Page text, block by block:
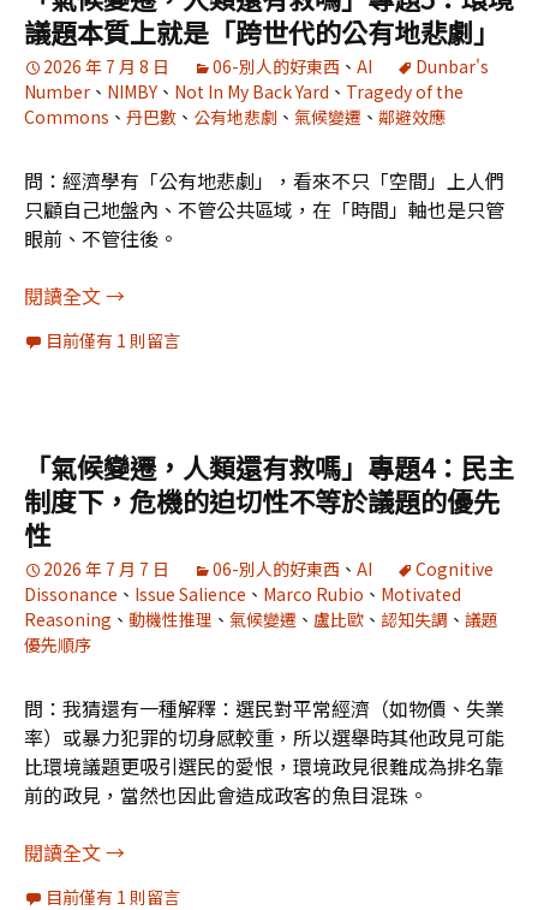
議題本質上就是「跨世代的公有地悲劇」
2026 年 7 月 8 日 06-別人的好東西 、 AI
Dunbar's
Number 、 NIMBY 、 Not In My Back Yard 、 Tragedy of the
Commons 、 丹巴數 、 公有地悲劇 、 氣候變遷 、 鄰避效應
問：經濟學有「公有地悲劇」，看來不只「空間」上人們
只顧自己地盤內、不管公共區域，在「時間」軸也是只管
眼前、不管往後。
閱讀全文「氣候變遷，人類還有救嗎」專題5：環境議題本
→
目前僅有 1 則留言
「氣候變遷，人類還有救嗎」專題4：民主
制度下，危機的迫切性不等於議題的優先
性
2026 年 7 月 7 日 06-別人的好東西 、 AI
Cognitive
Dissonance 、 Issue Salience 、 Marco Rubio 、 Motivated
Reasoning 、 動機性推理 、 氣候變遷 、 盧比歐 、 認知失調 、 議題
優先順序
問：我猜還有一種解釋：選民對平常經濟（如物價、失業
率）或暴力犯罪的切身感較重，所以選舉時其他政見可能
比環境議題更吸引選民的愛恨，環境政見很難成為排名靠
前的政見，當然也因此會造成政客的魚目混珠。
閱讀全文「氣候變遷，人類還有救嗎」專題4：民主制度下
→
目前僅有 1 則留言